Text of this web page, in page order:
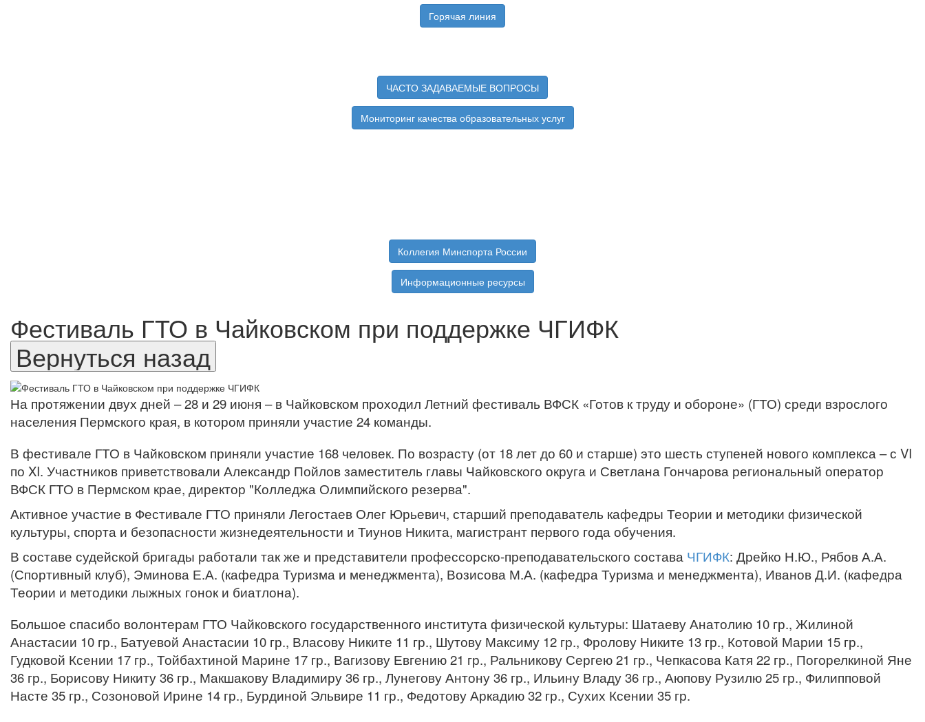
Горячая линия
ЧАСТО ЗАДАВАЕМЫЕ ВОПРОСЫ
Мониторинг качества образовательных услуг
Коллегия Минспорта России
Информационные ресурсы
Фестиваль ГТО в Чайковском при поддержке ЧГИФК
На протяжении двух дней – 28 и 29 июня – в Чайковском проходил Летний фестиваль ВФСК «Готов к труду и обороне» (ГТО) среди взрослого
населения Пермского края, в котором приняли участие 24 команды.
В фестивале ГТО в Чайковском приняли участие 168 человек. По возрасту (от 18 лет до 60 и старше) это шесть ступеней нового комплекса – с VI
по XI. Участников приветствовали Александр Пойлов заместитель главы Чайковского округа и Светлана Гончарова региональный оператор
ВФСК ГТО в Пермском крае, директор "Колледжа Олимпийского резерва".
Активное участие в Фестивале ГТО приняли Легостаев Олег Юрьевич, старший преподаватель кафедры Теории и методики физической
культуры, спорта и безопасности жизнедеятельности и Тиунов Никита, магистрант первого года обучения.
В составе судейской бригады работали так же и представители профессорско-преподавательского состава ЧГИФК: Дрейко Н.Ю., Рябов А.А.
(Спортивный клуб), Эминова Е.А. (кафедра Туризма и менеджмента), Возисова М.А. (кафедра Туризма и менеджмента), Иванов Д.И. (кафедра
Теории и методики лыжных гонок и биатлона).
Большое спасибо волонтерам ГТО Чайковского государственного института физической культуры: Шатаеву Анатолию 10 гр., Жилиной
Анастасии 10 гр., Батуевой Анастасии 10 гр., Власову Никите 11 гр., Шутову Максиму 12 гр., Фролову Никите 13 гр., Котовой Марии 15 гр.,
Гудковой Ксении 17 гр., Тойбахтиной Марине 17 гр., Вагизову Евгению 21 гр., Ральникову Сергею 21 гр., Чепкасова Катя 22 гр., Погорелкиной Яне
36 гр., Борисову Никиту 36 гр., Макшакову Владимиру 36 гр., Лунегову Антону 36 гр., Ильину Владу 36 гр., Аюпову Рузилю 25 гр., Филипповой
Насте 35 гр., Созоновой Ирине 14 гр., Бурдиной Эльвире 11 гр., Федотову Аркадию 32 гр., Сухих Ксении 35 гр.